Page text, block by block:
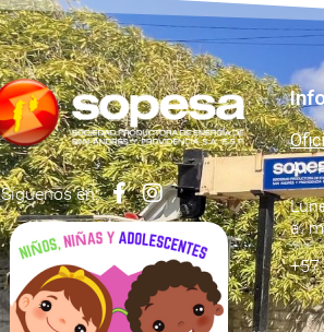
Síguenos en:
Av.
a.
+57